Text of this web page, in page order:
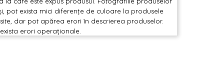
pot exista mici diferențe de culoare la produsele
dar pot apărea erori în descrierea produselor.
erori operaționale.